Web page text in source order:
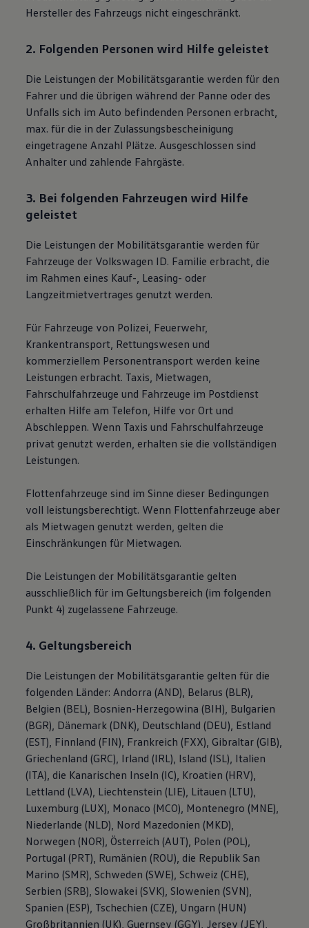
Bulli Magazin
Hersteller des Fahrzeugs nicht eingeschränkt.
2. Folgenden Personen wird Hilfe geleistet
Die Leistungen der Mobilitätsgarantie werden für den
Fahrer und die übrigen während der Panne oder des
Unfalls sich im Auto befindenden Personen erbracht,
max. für die in der Zulassungsbescheinigung
eingetragene Anzahl Plätze. Ausgeschlossen sind
Anhalter und zahlende Fahrgäste.
3. Bei folgenden Fahrzeugen wird Hilfe
geleistet
Die Leistungen der Mobilitätsgarantie werden für
Fahrzeuge der Volkswagen ID. Familie erbracht, die
im Rahmen eines Kauf-, Leasing- oder
Langzeitmietvertrages genutzt werden.
Für Fahrzeuge von Polizei, Feuerwehr,
Krankentransport, Rettungswesen und
kommerziellem Personentransport werden keine
Leistungen erbracht. Taxis, Mietwagen,
Fahrschulfahrzeuge und Fahrzeuge im Postdienst
erhalten Hilfe am Telefon, Hilfe vor Ort und
Abschleppen. Wenn Taxis und Fahrschulfahrzeuge
privat genutzt werden, erhalten sie die vollständigen
Leistungen.
Flottenfahrzeuge sind im Sinne dieser Bedingungen
voll leistungsberechtigt. Wenn Flottenfahrzeuge aber
als Mietwagen genutzt werden, gelten die
Einschränkungen für Mietwagen.
Die Leistungen der Mobilitätsgarantie gelten
ausschließlich für im Geltungsbereich (im folgenden
Punkt 4) zugelassene Fahrzeuge.
4. Geltungsbereich
Die Leistungen der Mobilitätsgarantie gelten für die
folgenden Länder: Andorra (AND), Belarus (BLR),
Belgien (BEL), Bosnien-Herzegowina (BIH), Bulgarien
(BGR), Dänemark (DNK), Deutschland (DEU), Estland
(EST), Finnland (FIN), Frankreich (FXX), Gibraltar (GIB),
Griechenland (GRC), Irland (IRL), Island (ISL), Italien
(ITA), die Kanarischen Inseln (IC), Kroatien (HRV),
Lettland (LVA), Liechtenstein (LIE), Litauen (LTU),
Luxemburg (LUX), Monaco (MCO), Montenegro (MNE),
Niederlande (NLD), Nord Mazedonien (MKD),
Norwegen (NOR), Österreich (AUT), Polen (POL),
Portugal (PRT), Rumänien (ROU), die Republik San
Marino (SMR), Schweden (SWE), Schweiz (CHE),
Serbien (SRB), Slowakei (SVK), Slowenien (SVN),
Spanien (ESP), Tschechien (CZE), Ungarn (HUN)
Großbritannien (UK), Guernsey (GGY), Jersey (JEY),